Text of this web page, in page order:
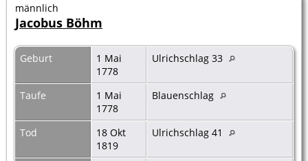
männlich
Jacobus Böhm
Geburt
1 Mai
1778
Ulrichschlag 33
Taufe
1 Mai
1778
Blauenschlag
Tod
18 Okt
1819
Ulrichschlag 41